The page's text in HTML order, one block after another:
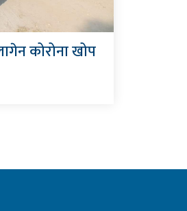
कोरोना खोप